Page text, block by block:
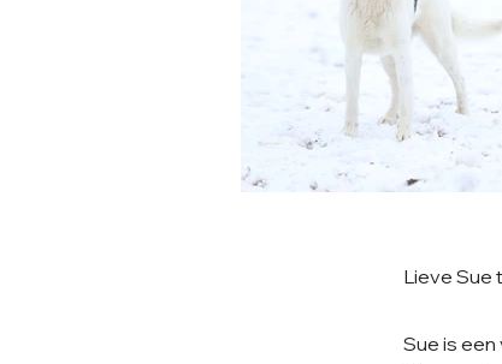
Lieve Sue
Sue is een